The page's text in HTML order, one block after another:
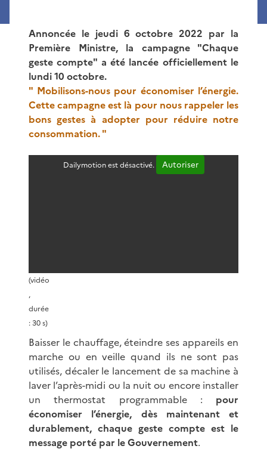
Annoncée le jeudi 6 octobre 2022 par la
Première Ministre, la campagne "Chaque
geste compte" a été lancée officiellement le
lundi 10 octobre.
" Mobilisons-nous pour économiser l’énergie.
Cette campagne est là pour nous rappeler les
bons gestes à adopter pour réduire notre
consommation. "
Dailymotion est désactivé. Autoriser
(vidéo
,
durée
: 30 s)
Baisser le chauffage, éteindre ses appareils en
marche ou en veille quand ils ne sont pas
utilisés, décaler le lancement de sa machine à
laver l’après-midi ou la nuit ou encore installer
un thermostat programmable : pour
économiser l’énergie, dès maintenant et
durablement, chaque geste compte est le
message porté par le Gouvernement.